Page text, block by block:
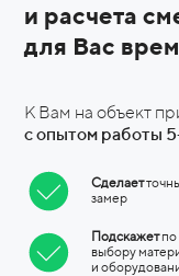
и расчета
для Вас
К Вам на объект
сопытом работы
Сделает
замер
Подскажетпо
выбору
и